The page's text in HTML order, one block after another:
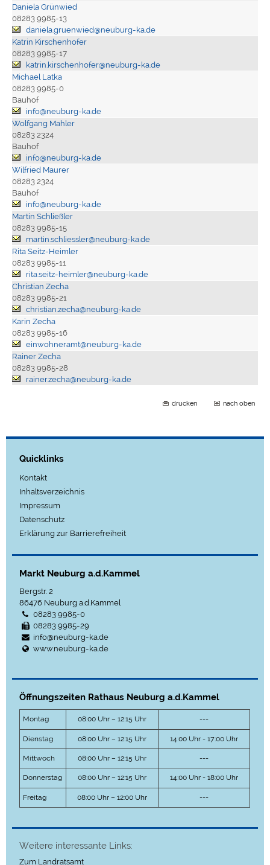
Daniela Grünwied
08283 9985-13
daniela.gruenwied@neuburg-ka.de
Katrin Kirschenhofer
08283 9985-17
katrin.kirschenhofer@neuburg-ka.de
Michael Latka
08283 9985-0
Bauhof
info@neuburg-ka.de
Wolfgang Mahler
08283 2324
Bauhof
info@neuburg-ka.de
Wilfried Maurer
08283 2324
Bauhof
info@neuburg-ka.de
Martin Schließler
08283 9985-15
martin.schliessler@neuburg-ka.de
Rita Seitz-Heimler
08283 9985-11
rita.seitz-heimler@neuburg-ka.de
Christian Zecha
08283 9985-21
christian.zecha@neuburg-ka.de
Karin Zecha
08283 9985-16
einwohneramt@neuburg-ka.de
Rainer Zecha
08283 9985-28
rainer.zecha@neuburg-ka.de
drucken nach oben
Quicklinks
Kontakt
Inhaltsverzeichnis
Impressum
Datenschutz
Erklärung zur Barrierefreiheit
Markt Neuburg a.d.Kammel
Bergstr. 2
86476 Neuburg a.d.Kammel
08283 9985-0
08283 9985-29
info@neuburg-ka.de
www.neuburg-ka.de
Öffnungszeiten Rathaus Neuburg a.d.Kammel
Montag 08:00 Uhr – 12:15 Uhr ---
Dienstag 08:00 Uhr – 12:15 Uhr 14:00 Uhr - 17:00 Uhr
Mittwoch 08:00 Uhr – 12:15 Uhr ---
Donnerstag 08:00 Uhr – 12:15 Uhr 14:00 Uhr - 18:00 Uhr
Freitag 08:00 Uhr – 12:00 Uhr ---
Weitere interessante Links:
Zum Landratsamt